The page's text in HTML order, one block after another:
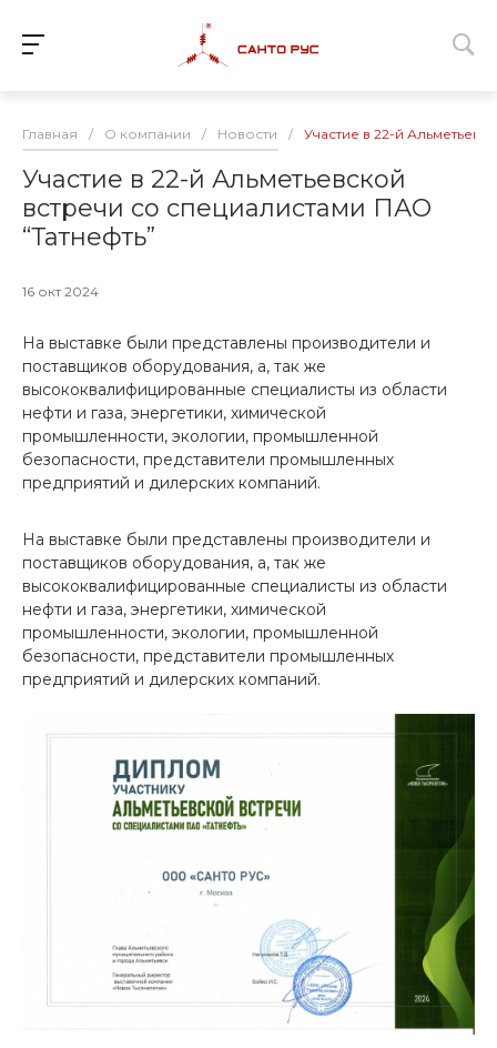
Главная / О компании / Новости / Участие в 22-й
Участие в 22-й Альметьевской
встречи со специалистами ПАО
“Татнефть”
16 окт 2024
На выставке были представлены производители и
поставщиков оборудования, а, так же
высококвалифицированные специалисты из области
нефти и газа, энергетики, химической
промышленности, экологии, промышленной
безопасности, представители промышленных
предприятий и дилерских компаний.
На выставке были представлены производители и
поставщиков оборудования, а, так же
высококвалифицированные специалисты из области
нефти и газа, энергетики, химической
промышленности, экологии, промышленной
безопасности, представители промышленных
предприятий и дилерских компаний.